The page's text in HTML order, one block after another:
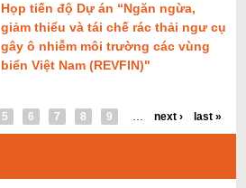
Họp tiến độ Dự án “Ngăn ngừa,
giảm thiểu và tái chế rác thải ngư cụ
gây ô nhiễm môi trường các vùng
biển Việt Nam (REVFIN)"
5 6 7 8 9 … next › last »